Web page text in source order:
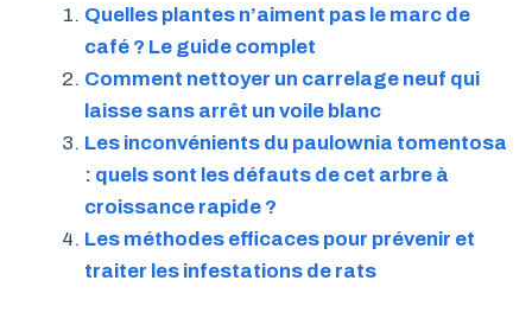
Quelles plantes n’aiment pas le marc de
café ? Le guide complet
Comment nettoyer un carrelage neuf qui
laisse sans arrêt un voile blanc
Les inconvénients du paulownia tomentosa
: quels sont les défauts de cet arbre à
croissance rapide ?
Les méthodes efficaces pour prévenir et
traiter les infestations de rats